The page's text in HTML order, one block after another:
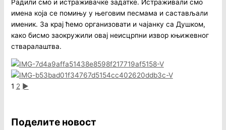
Радили смо и истраживачке задатке. Истраживали смо
имена која се помињу у његовим песмама и састављали
именик. За крај ћемо организовати и чајанку са Душком,
како бисмо заокружили овај неисцрпни извор књижевног
стваралаштва.
1 2 ►
Поделите новост